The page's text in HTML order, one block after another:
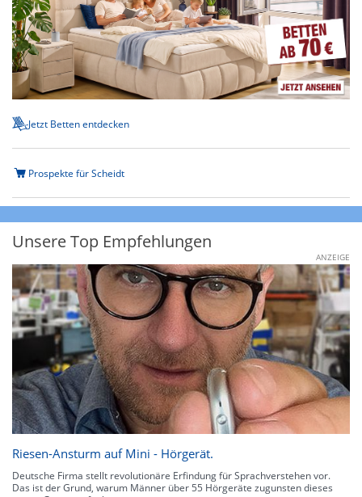
Jetzt Betten entdecken
Prospekte für Scheidt
Unsere Top Empfehlungen
ANZEIGE
Riesen-Ansturm auf Mini - Hörgerät.
Deutsche Firma stellt revolutionäre Erfindung für Sprachverstehen vor.
Das ist der Grund, warum Männer über 55 Hörgeräte zugunsten dieses